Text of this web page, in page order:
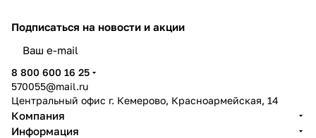
Подписаться на новости и акции
8 800 600 16 25
570055@mail.ru
Центральный офис г. Кемерово, Красноармейская, 14
Компания
Информация